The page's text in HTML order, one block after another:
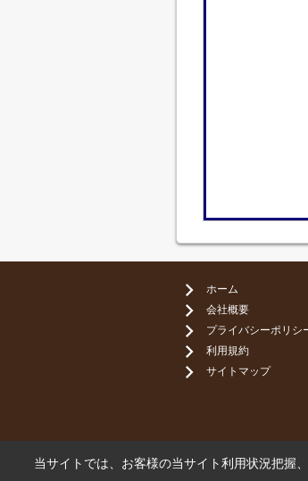
ホーム
会社概要
プライバシーポリシ
利用規約
サイトマップ
当サイトでは、お客様の当サイト利用状況把握